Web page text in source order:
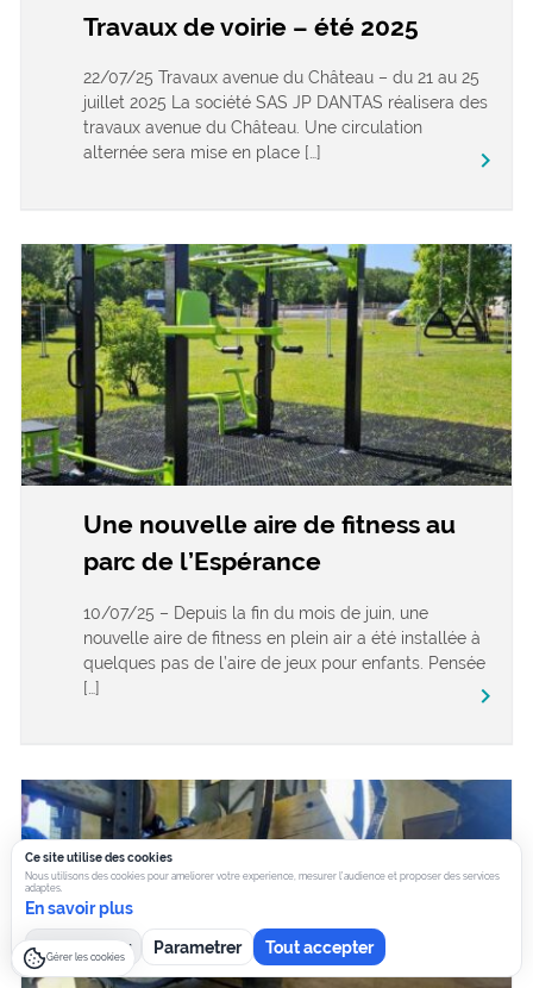
Travaux de voirie – été 2025
22/07/25 Travaux avenue du Château – du 21 au 25
juillet 2025 La société SAS JP DANTAS réalisera des
travaux avenue du Château. Une circulation
alternée sera mise en place […]
keyboard_arrow_right
Une nouvelle aire de fitness au
parc de l’Espérance
10/07/25 – Depuis la fin du mois de juin, une
nouvelle aire de fitness en plein air a été installée à
quelques pas de l’aire de jeux pour enfants. Pensée
[…]
keyboard_arrow_right
Ce site utilise des cookies
Nous utilisons des cookies pour ameliorer votre experience, mesurer l’audience et proposer des services
adaptes.
En savoir plus
Tout refuser Parametrer Tout accepter
Gérer les cookies